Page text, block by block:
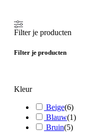
Filter je producten
Filter je producten
Kleur
Beige(6)
Blauw(1)
Bruin(5)